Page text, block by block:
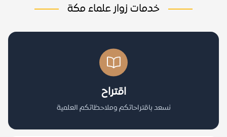
خدمات زوار علماء مكة
اقتراح
نسعد باقتراحاتكم وملاحظاتكم العلمية